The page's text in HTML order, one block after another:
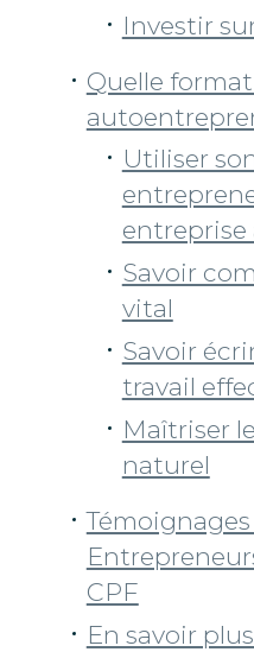
Investir
Quelle
Utiliser
Savoir
vital
Savoir
travail
Maîtriser
naturel
CPF
En savoir